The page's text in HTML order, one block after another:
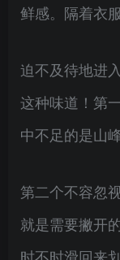
鲜感。隔着衣
迫不及待地进
这种味道！第
中不足的是山
第二个不容忽
就是需要撇开
时不时滑回来